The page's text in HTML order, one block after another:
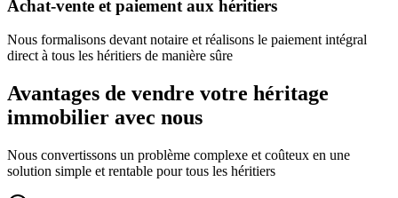
Achat-vente et paiement aux héritiers
Nous formalisons devant notaire et réalisons le paiement intégral
direct à tous les héritiers de manière sûre
Avantages de vendre votre héritage
immobilier avec nous
Nous convertissons un problème complexe et coûteux en une
solution simple et rentable pour tous les héritiers